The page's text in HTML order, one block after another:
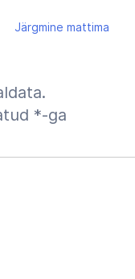
Järgmine mattima
*-ga